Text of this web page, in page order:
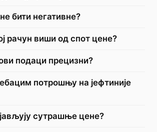
бити негативне?
рачун виши од спот цене?
подаци прецизни?
потрошњу на јефтиније
сутрашње цене?